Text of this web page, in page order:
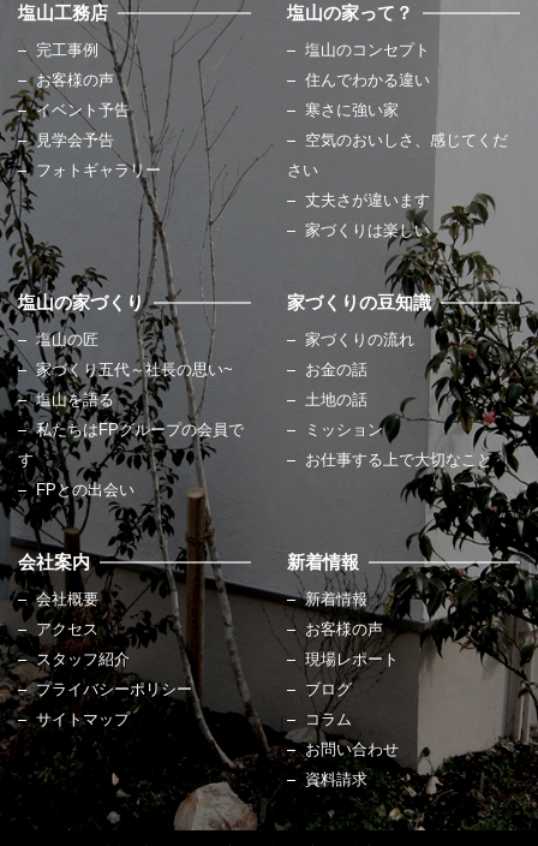
塩山工務店
完工事例
お客様の声
イベント予告
見学会予告
フォトギャラリー
塩山の家って？
塩山のコンセプト
住んでわかる違い
寒さに強い家
空気のおいしさ、感じてくだ
さい
丈夫さが違います
家づくりは楽しい
塩山の家づくり
塩山の匠
家づくり五代～社長の思い~
塩山を語る
私たちはFPグループの会員で
す
FPとの出会い
家づくりの豆知識
家づくりの流れ
お金の話
土地の話
ミッション
お仕事する上で大切なこと
会社案内
会社概要
アクセス
スタッフ紹介
プライバシーポリシー
サイトマップ
新着情報
新着情報
お客様の声
現場レポート
ブログ
コラム
お問い合わせ
資料請求